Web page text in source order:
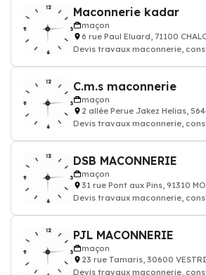
Maconnerie kadar
maçon
6 rue Paul Eluard, 71100
Devis travaux maconnerie,
C.m.s maconnerie
maçon
2 allée Perue Jakez Helias,
Devis travaux maconnerie,
DSB MACONNERIE
maçon
31 rue Pont aux Pins, 91310
Devis travaux maconnerie,
PJL MACONNERIE
maçon
23 rue Tamaris, 30600
Devis travaux maconnerie,